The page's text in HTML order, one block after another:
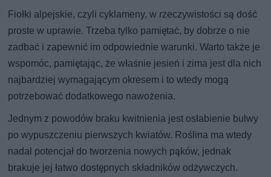
Fiołki alpejskie, czyli cyklameny, w rzeczywistości są dość
proste w uprawie. Trzeba tylko pamiętać, by dobrze o nie
zadbać i zapewnić im odpowiednie warunki. Warto także je
wspomóc, pamiętając, że właśnie jesień i zima jest dla nich
najbardziej wymagającym okresem i to wtedy mogą
potrzebować dodatkowego nawożenia.
Jednym z powodów braku kwitnienia jest osłabienie bulwy
po wypuszczeniu pierwszych kwiatów. Roślina ma wtedy
nadal potencjał do tworzenia nowych pąków, jednak
brakuje jej łatwo dostępnych składników odżywczych.